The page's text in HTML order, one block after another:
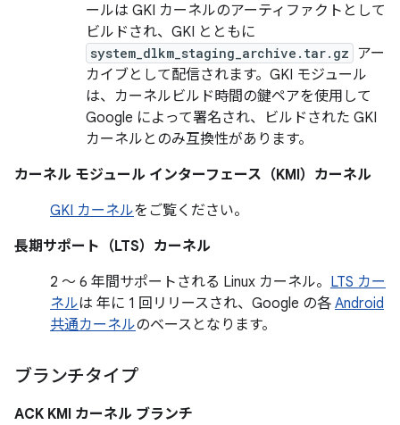
ールは GKI カーネルのアーティファクトとして
ビルドされ、GKI とともに
system_dlkm_staging_archive.tar.gz アー
カイブとして配信されます。GKI モジュール
は、カーネルビルド時間の鍵ペアを使用して
Google によって署名され、ビルドされた GKI
カーネルとのみ互換性があります。
カーネル モジュール インターフェース（KMI）カーネル
GKI カーネルをご覧ください。
長期サポート（LTS）カーネル
2 ～ 6 年間サポートされる Linux カーネル。 LTS カー
ネルは 年に 1 回リリースされ、Google の各 Android
共通カーネルのベースとなります。
ブランチタイプ
ACK KMI カーネル ブランチ